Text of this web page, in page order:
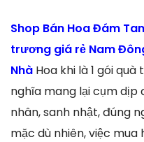
Shop Bán Hoa Đám
trương giá rẻ Nam
Nhà Hoa khi là 1 gói
nghĩa mang lại cụm dịp
nhân, sanh nhật, đúng
mặc dù nhiên, việc